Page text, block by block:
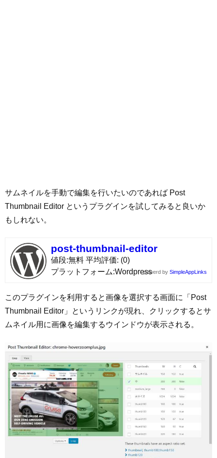
サムネイルを手動で編集を行いたいのであれば Post
Thumbnail Editor というプラグインを試してみると良いか
もしれない。
post-thumbnail-editor
値段 無料 平均評価 (0)
プラットフォーム Wordpresspowerd by SimpleAppLinks
このプラグインを利用すると画像を選択する画面に「Post
Thumbnail Editor」というリンクが現れ、クリックするとサ
ムネイル用に画像を編集するウインドウが表示される。